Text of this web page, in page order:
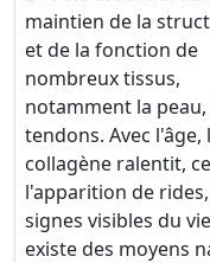
maintien de la
et de la fonction de
nombreux tissus,
notamment la
tendons. Avec
collagène ralentit,
l'apparition de
signes visibles du
existe des moyens